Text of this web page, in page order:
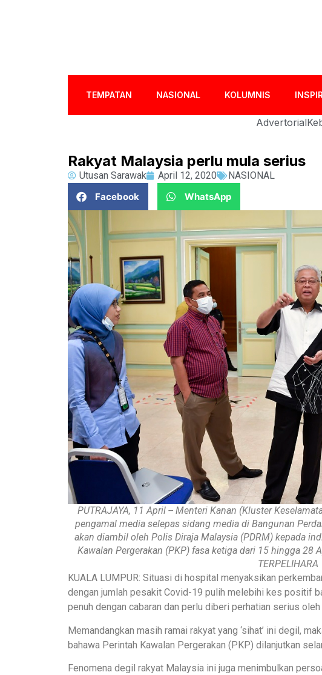
TEMPATAN NASIONAL KOLUMNIS
Advertorial
Rakyat Malaysia perlu mula serius
Utusan Sarawak April 12, 2020
NASIONAL
Facebook
WhatsApp
PUTRAJAYA, 11 April -- Menteri Kanan (Kluster
pengamal media selepas sidang media di Bangunan
akan diambil oleh Polis Diraja Malaysia (PDRM) kepada
Kawalan Pergerakan (PKP) fasa ketiga dari 15 hingga 28
TERPELIHARA
KUALA LUMPUR: Situasi di hospital menyaksikan
dengan jumlah pesakit Covid-19 pulih melebihi kes positif
penuh dengan cabaran dan perlu diberi perhatian serius
Memandangkan masih ramai rakyat yang ‘sihat’ ini degil,
bahawa Perintah Kawalan Pergerakan (PKP) dilanjutkan
Fenomena degil rakyat Malaysia ini juga menimbulkan